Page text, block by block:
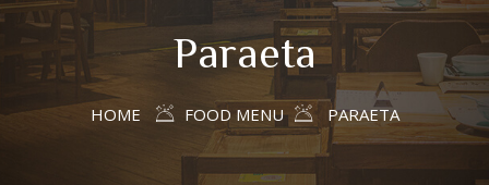
Paraeta
HOME FOOD MENU PARAETA